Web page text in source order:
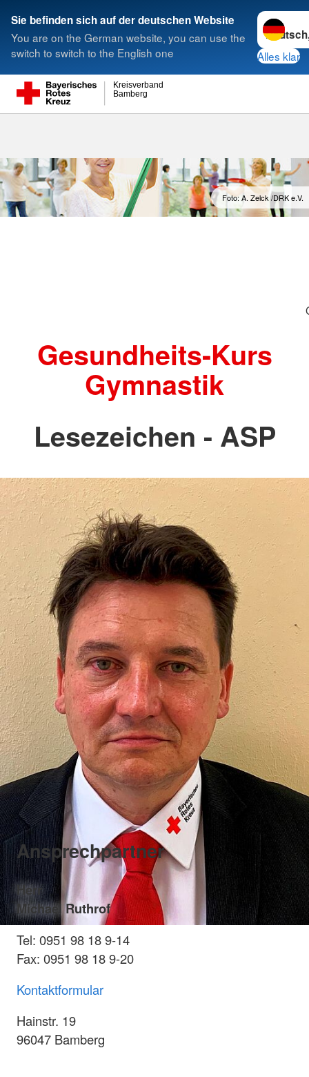
Sie befinden sich auf der deutschen Website
You are on the German website, you can use the
switch to switch to the English one
Sprache
Alles klar
Bamberg
Kreisverband
Suche
Foto: A. Zelck /DRK e.V.
Gesundheits-Kurs
Gymnastik
Lesezeichen - ASP
Ansprechpartner
Herr
Michael Ruthrof
Tel: 0951 98 18 9-14
Fax: 0951 98 18 9-20
Kontaktformular
Hainstr. 19
96047 Bamberg